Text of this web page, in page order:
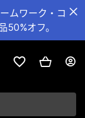
ムワーク・コ
オフ。